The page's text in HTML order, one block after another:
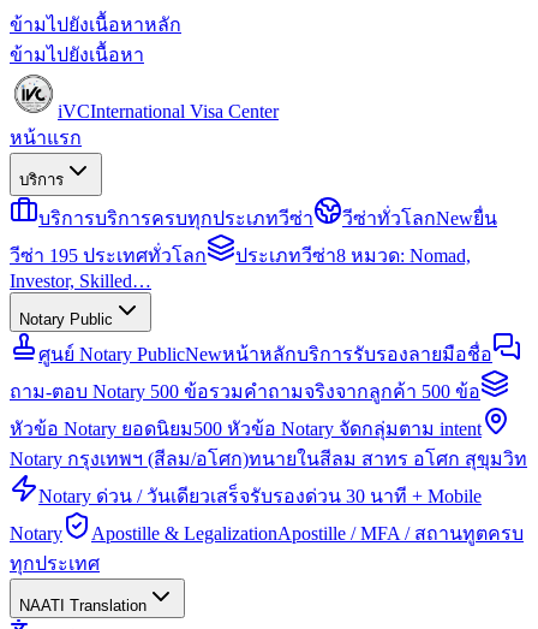
ข้ามไปยังเนื้อหาหลัก
ข้ามไปยังเนื้อหา
iVCInternational Visa Center
หน้าแรก
บริการ
บริการบริการครบทุกประเภทวีซ่า วีซ่าทั่วโลกNewยื่น
วีซ่า 195 ประเทศทั่วโลก
ประเภทวีซ่า8 หมวด: Nomad,
Investor, Skilled…
Notary Public
ศูนย์ Notary PublicNewหน้าหลักบริการรับรองลายมือชื่อ
ถาม-ตอบ Notary 500 ข้อรวมคำถามจริงจากลูกค้า 500 ข้อ
หัวข้อ Notary ยอดนิยม500 หัวข้อ Notary จัดกลุ่มตาม intent
Notary กรุงเทพฯ (สีลม/อโศก)ทนายในสีลม สาทร อโศก สุขุมวิท
Notary ด่วน / วันเดียวเสร็จรับรองด่วน 30 นาที + Mobile
Notary
Apostille & LegalizationApostille / MFA / สถานทูตครบ
ทุกประเทศ
NAATI Translation